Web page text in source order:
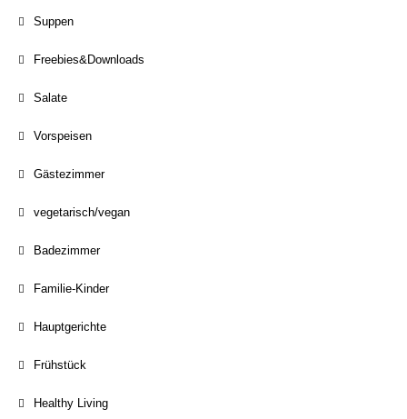
Suppen
Freebies&Downloads
Salate
Vorspeisen
Gästezimmer
vegetarisch/vegan
Badezimmer
Familie-Kinder
Hauptgerichte
Frühstück
Healthy Living